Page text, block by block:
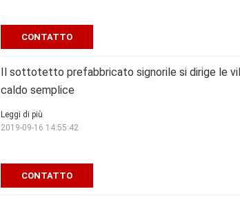
CONTATTO
Il sottotetto prefabbricato signorile si dirige le
caldo semplice
CONTATTO
Leggi di più
2019-09-16 14:55:42